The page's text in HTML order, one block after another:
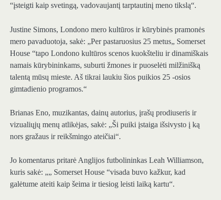
“įsteigti kaip svetingą, vadovaujantį tarptautinį meno tikslą“.
Justine Simons, Londono mero kultūros ir kūrybinės pramonės
mero pavaduotoja, sakė: „Per pastaruosius 25 metus„ Somerset
House “tapo Londono kultūros scenos kuokšteliu ir dinamiškais
namais kūrybininkams, suburti žmones ir puoselėti milžinišką
talentą mūsų mieste. Aš tikrai laukiu šios puikios 25 -osios
gimtadienio programos.“
Brianas Eno, muzikantas, dainų autorius, įrašų prodiuseris ir
vizualiųjų menų atlikėjas, sakė: „Ši puiki įstaiga išsivysto į ką
nors gražaus ir reikšmingo ateičiai“.
Jo komentarus pritarė Anglijos futbolininkas Leah Williamson,
kuris sakė: „„ Somerset House “visada buvo kažkur, kad
galėtume ateiti kaip šeima ir tiesiog leisti laiką kartu“.